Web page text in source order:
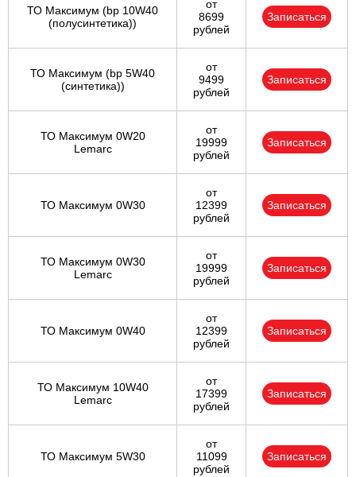
ТО Максимум (bp 10W40
(полусинтетика))
от
8699
рублей
Записаться
ТО Максимум (bp 5W40
(синтетика))
от
9499
рублей
Записаться
ТО Максимум 0W20
Lemarc
от
19999
рублей
Записаться
ТО Максимум 0W30
от
12399
рублей
Записаться
ТО Максимум 0W30
Lemarc
от
19999
рублей
Записаться
ТО Максимум 0W40
от
12399
рублей
Записаться
ТО Максимум 10W40
Lemarc
от
17399
рублей
Записаться
ТО Максимум 5W30
от
11099
рублей
Записаться